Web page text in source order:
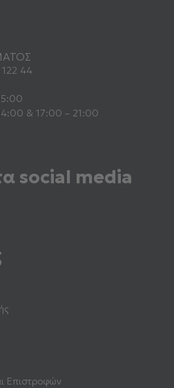
122 44
& 17:00 – 21:00
social media
Επιστροφών